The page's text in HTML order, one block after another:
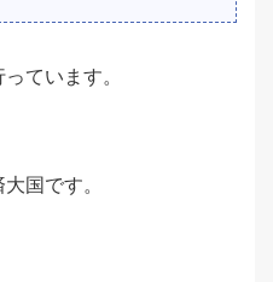
ています。
国です。